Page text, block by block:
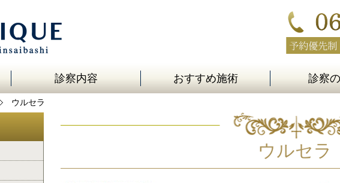
診察内容 おすすめ施術 診察
ウルセラ
ウルセラ